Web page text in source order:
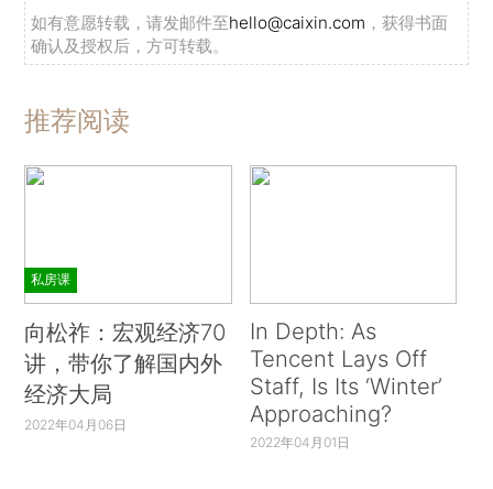
如有意愿转载，请发邮件至hello@caixin.com ，获得书面
确认及授权后，方可转载。
推荐阅读
私房课
向松祚：宏观经济70
讲，带你了解国内外
经济大局
2022年04月06日
In Depth: As
Tencent Lays Off
Staff, Is Its ‘Winter’
Approaching?
2022年04月01日